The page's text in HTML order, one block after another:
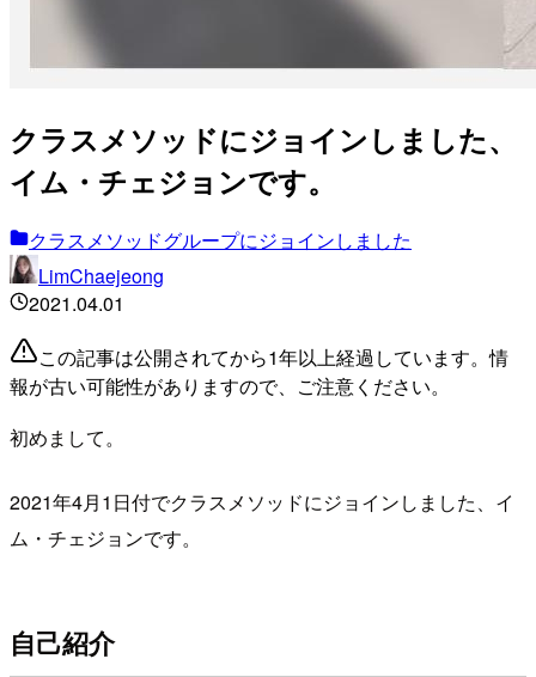
クラスメソッドにジョインしました、
イム・チェジョンです。
クラスメソッドグループにジョインしました
LimChaejeong
2021.04.01
この記事は公開されてから1年以上経過しています。情
報が古い可能性がありますので、ご注意ください。
初めまして。
2021年4月1日付でクラスメソッドにジョインしました、イ
ム・チェジョンです。
自己紹介